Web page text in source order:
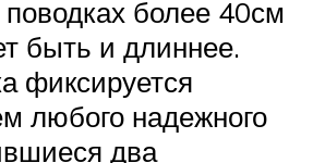
более 40см
быть и длиннее.
фиксируется
любого надежного
два